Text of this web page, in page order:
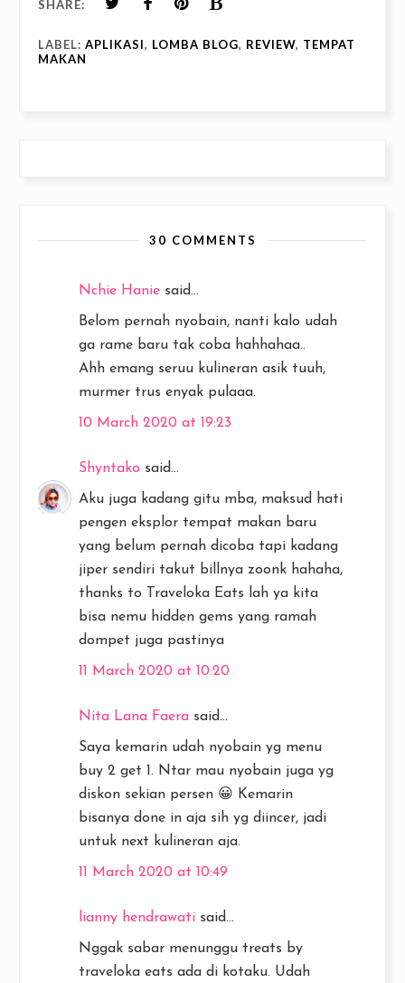
SHARE:
LABEL: APLIKASI, LOMBA BLOG, REVIEW, TEMPAT
MAKAN
30 COMMENTS
Nchie Hanie said...
Belom pernah nyobain, nanti kalo udah
ga rame baru tak coba hahhahaa..
Ahh emang seruu kulineran asik tuuh,
murmer trus enyak pulaaa.
10 March 2020 at 19:23
Shyntako said...
Aku juga kadang gitu mba, maksud hati
pengen eksplor tempat makan baru
yang belum pernah dicoba tapi kadang
jiper sendiri takut billnya zoonk hahaha,
thanks to Traveloka Eats lah ya kita
bisa nemu hidden gems yang ramah
dompet juga pastinya
11 March 2020 at 10:20
Nita Lana Faera said...
Saya kemarin udah nyobain yg menu
buy 2 get 1. Ntar mau nyobain juga yg
diskon sekian persen 😀 Kemarin
bisanya done in aja sih yg diincer, jadi
untuk next kulineran aja.
11 March 2020 at 10:49
lianny hendrawati said...
Nggak sabar menunggu treats by
traveloka eats ada di kotaku. Udah